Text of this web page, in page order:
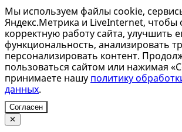
Мы используем файлы cookie,
Яндекс.Метрика и LiveInternet, чтобы
корректную работу сайта, улучшить
функциональность, анализировать
персонализировать контент.
пользоваться сайтом или нажимая
принимаете нашу политику
данных.
Согласен
✕